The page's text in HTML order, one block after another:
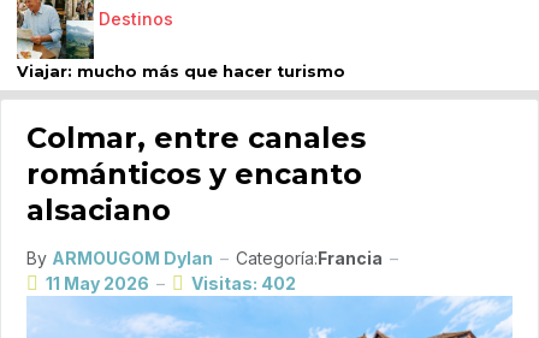
Destinos
Viajar: mucho más que hacer turismo
Colmar, entre canales
románticos y encanto
alsaciano
By ARMOUGOM Dylan Categoría:Francia
11 May 2026
Visitas: 402